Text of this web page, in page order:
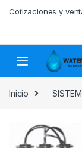
Cotizaciones y
Inicio